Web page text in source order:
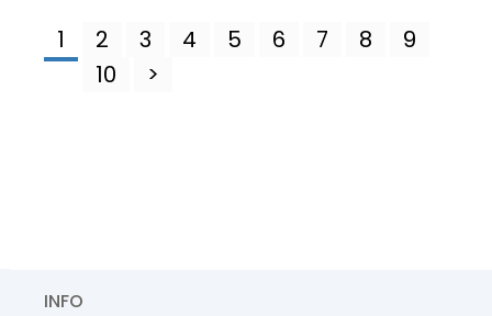
1 2 3 4 5 6 7 8
9
10
>
INFO